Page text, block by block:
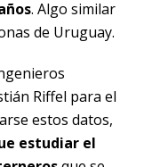
. Algo similar
de Uruguay.
Riffel para el
estos datos,
estudiar el